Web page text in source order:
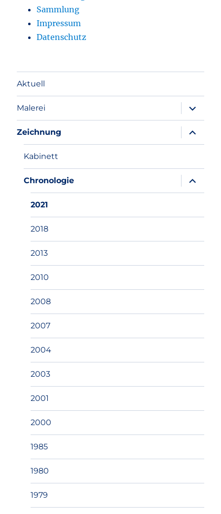
Sammlung
Impressum
Datenschutz
Aktuell
Malerei
anzeigen
Zeichnung
anzeigen
Kabinett
Chronologie
anzeigen
2021
2018
2013
2010
2008
2007
2004
2003
2001
2000
1985
1980
1979